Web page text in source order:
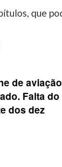
que
de
Falta do
dos dez